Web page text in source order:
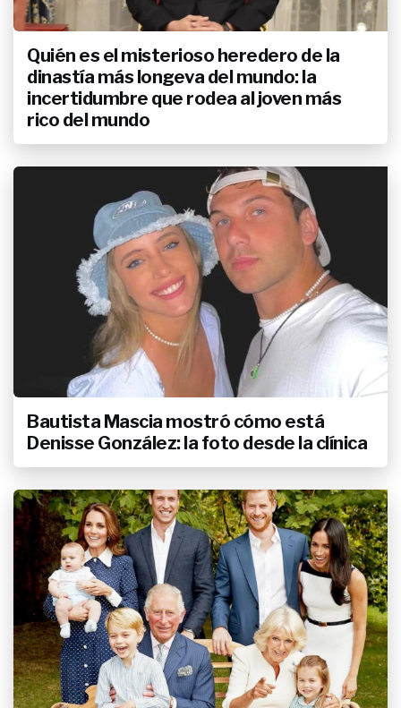
Quién es el misterioso heredero de la
dinastía más longeva del mundo: la
incertidumbre que rodea al joven más
rico del mundo
Bautista Mascia mostró cómo está
Denisse González: la foto desde la clínica